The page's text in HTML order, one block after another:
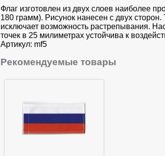
Флаг изготовлен из двух слоев наиболее
180 грамм). Рисунок нанесен с двух
исключает возможность растрепывания.
точек в 25 милиметрах устойчива к
Артикул: mf5
Рекомендуемые товары